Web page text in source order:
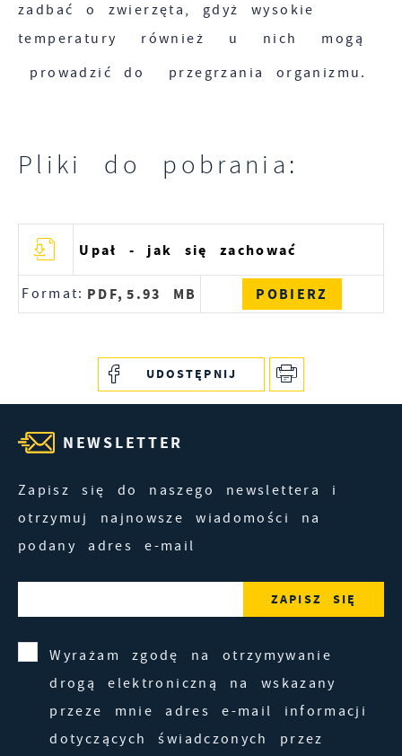
zadbać o zwierzęta, gdyż wysokie
temperatury również u nich mogą
prowadzić do przegrzania organizmu.
Pliki do pobrania:
Upał - jak się zachować
Format: PDF, 5.93 MB POBIERZ
UDOSTĘPNIJ
NEWSLETTER
Zapisz się do naszego newslettera i
otrzymuj najnowsze wiadomości na
podany adres e-mail
Wyrażam zgodę na otrzymywanie
drogą elektroniczną na wskazany
przeze mnie adres e-mail informacji
dotyczących świadczonych przez